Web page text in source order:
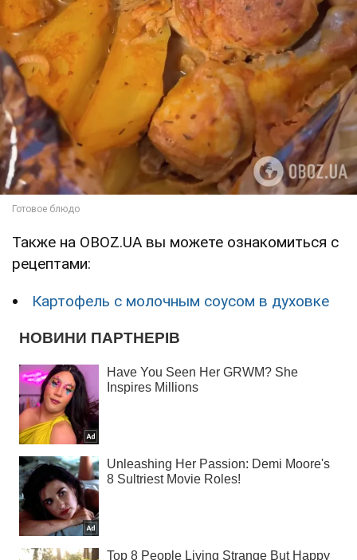
Также на OBOZ.UA вы можете ознакомиться с
рецептами:
Картофель с молочным соусом в духовке